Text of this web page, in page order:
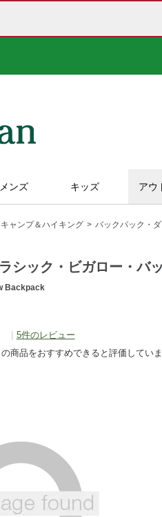
ンズ キッズ アウ
キャンプ＆ハイキング バックパック・
シック・ビガロー・バ
Backpack
outdoor/camp-
レ
ビ
ペ
ジ
ク。
| 5件のレビュー
商品をおすすめできると評価していま